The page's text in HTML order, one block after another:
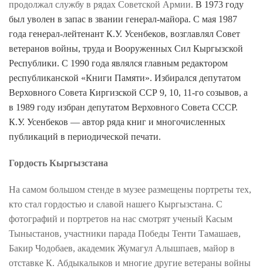
продолжал службу в рядах Советской Армии. В 1973 году
был уволен в запас в звании генерал-майора. С мая 1987
года генерал-лейтенант К.У. Усенбеков, возглавлял Совет
ветеранов войны, труда и Вооруженных Сил Кыргызской
Республики. С 1990 года являлся главным редактором
республиканской «Книги Памяти». Избирался депутатом
Верховного Совета Киргизской ССР 9, 10, 11-го созывов, а
в 1989 году избран депутатом Верховного Совета СССР.
К.У. Усенбеков — автор ряда книг и многочисленных
публикаций в периодической печати.
Гордость Кыргызстана
На самом большом стенде в музее размещены портреты тех,
кто стал гордостью и славой нашего Кыргызстана. С
фотографий и портретов на нас смотрят ученый Касым
Тыныстанов, участники парада Победы Тенти Тамашаев,
Бакир Чодобаев, академик Жумагул Алышпаев, майор в
отставке К. Абдыкалыков и многие другие ветераны войны